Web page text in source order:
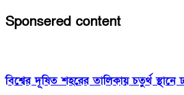
Sponsered content
বিশ্বের দূষিত শহরের তালিকায় চতুর্থ স্থানে